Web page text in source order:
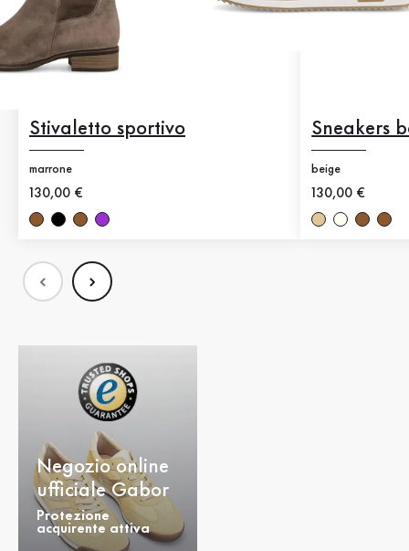
Stivaletto sportivo
marrone
Nuovo prezzo
130,00 €
Sneakers
beige
Nuovo prezzo
130,00 €
Negozio online
ufficiale Gabor
Protezione
acquirente attiva